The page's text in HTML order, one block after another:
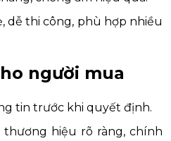
dễ thi công, phù hợp nhiều
người mua
tin trước khi quyết định.
thương hiệu rõ ràng, chính